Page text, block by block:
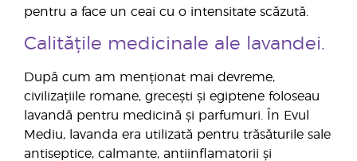
pentru a face un ceai cu o intensitate scăzută.
Calitățile medicinale ale lavandei.
După cum am menționat mai devreme,
civilizațiile romane, grecești și egiptene foloseau
lavandă pentru medicină și parfumuri. În Evul
Mediu, lavanda era utilizată pentru trăsăturile sale
antiseptice, calmante, antiinflamatorii și